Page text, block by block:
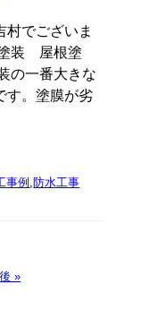
でございま
装 屋根塗
の一番大きな
す。塗膜が劣
事例 ,防水工事
»